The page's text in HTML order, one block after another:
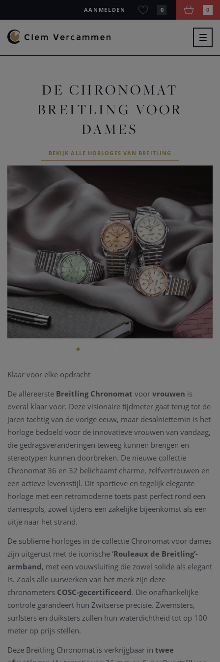
AANMELDEN 0 0
DE CHRONOMAT
BREITLING VOOR
DAMES
BEKIJK ALLE HORLOGES VAN BREITLING
Klaar voor elke opdracht
De allereerste Breitling Chronomat voor vrouwen is
overal klaar voor. Deze visionaire tijdmeter gaat terug tot de
jaren tachtig van de vorige eeuw, maar desalniettemin is het
horloge bedoeld voor de innovatieve vrouwen van vandaag,
die gedragsveranderingen teweeg kunnen brengen en
stereotypen kunnen doorbreken. De nieuwe collectie
Chronomat 36 en 32 belichaamt charme, zelfvertrouwen en
een actieve levensstijl. Dit sportieve en tegelijk elegante
horloge met een retromoderne toets past perfect rond een
damespols, zowel tijdens een zakelijke bijeenkomst als een
uitje naar het strand.
De sublieme horloges in de collectie Chronomat voor dames
zijn uitgerust met de iconische ‘Rouleaux de Breitling’-
armband, met een vouwsluiting die zowel solide als elegant
is. Zoals alle uurwerken van het merk zijn deze
chronometers COSC-gecertificeerd. Die onafhankelijke
controle garandeert hun Zwitserse precisie. Zwemsters,
surfsters en duiksters zullen hun waterdichtheid tot op 100
meter op prijs stellen.
Deze Breitling Chronomat is verkrijgbaar in twee